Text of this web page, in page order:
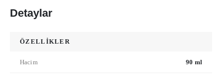
Detaylar
ÖZELLİKLER
Hacim 90 ml